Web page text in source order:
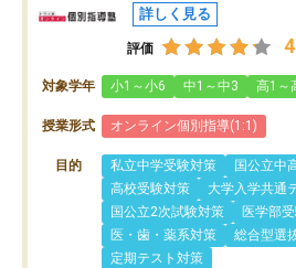
詳しく見る
評価
対象学年 小1～小6 中1～中3 高1～
授業形式 オンライン個別指導(1:1)
目的 私立中学受験対策
国公立中
高校受験対策
大学入学共通
国公立2次試験対策
医学部
医・歯・薬系対策
総合型選
定期テスト対策